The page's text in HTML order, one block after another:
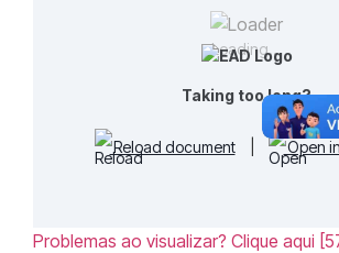
Loading...
Taking too long?
Reload document Open
Problemas ao visualizar? Clique aqui